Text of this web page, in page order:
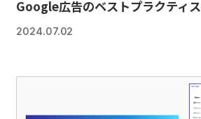
Google広告のベストプラクティス
2024.07.02